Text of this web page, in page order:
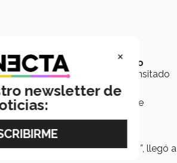
indicado, cuenta
Librado
la experiencia de haber transitado
salón indicado el maestro de
superior en Nuevo León”, llegó a
×
newsletter de